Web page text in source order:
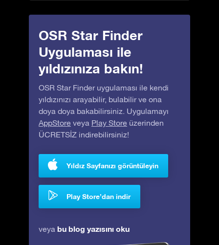
OSR Star Finder
Uygulaması ile
yıldızınıza bakın!
OSR Star Finder uygulaması ile kendi
yıldızınızı arayabilir, bulabilir ve ona
doya doya bakabilirsiniz. Uygulamayı
AppStore veya Play Store üzerinden
ÜCRETSİZ indirebilirsiniz!
Yıldız Sayfanızı görüntüleyin
Play Store’dan indir
veya bu blog yazısını oku